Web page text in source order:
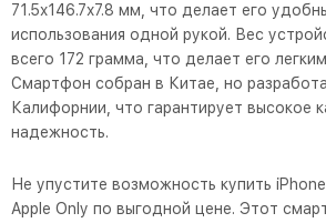
71.5x146.7x7.8 мм, что делает его
использования одной рукой. Вес
всего 172 грамма, что делает его
Смартфон собран в Китае, но
Калифорнии, что гарантирует высокое
надежность.
Не упустите возможность купить
Apple Only по выгодной цене. Этот